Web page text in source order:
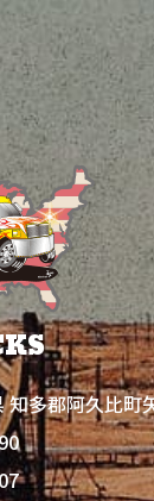
多郡阿久比町